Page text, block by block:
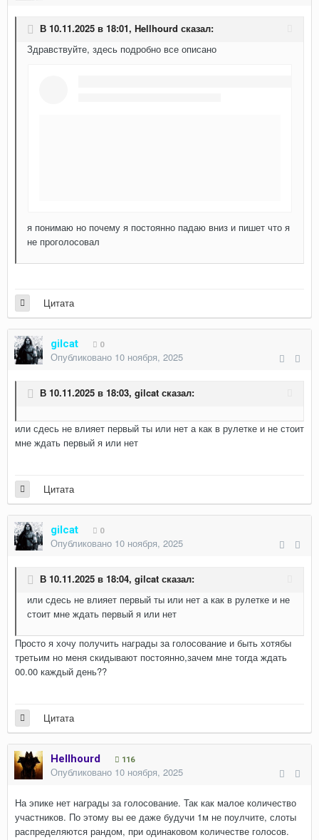
В 10.11.2025 в 18:01, Hellhourd сказал:
Здравствуйте, здесь подробно все описано
я понимаю но почему я постоянно падаю вниз и пишет что я
не проголосовал
Цитата
gilcat 0
Опубликовано 10 ноября, 2025
В 10.11.2025 в 18:03, gilcat сказал:
или сдесь не влияет первый ты или нет а как в рулетке и не стоит
мне ждать первый я или нет
Цитата
gilcat 0
Опубликовано 10 ноября, 2025
В 10.11.2025 в 18:04, gilcat сказал:
или сдесь не влияет первый ты или нет а как в рулетке и не
стоит мне ждать первый я или нет
Просто я хочу получить награды за голосование и быть хотябы
третьим но меня скидывают постоянно,зачем мне тогда ждать
00.00 каждый день??
Цитата
Hellhourd 116
Опубликовано 10 ноября, 2025
На эпике нет награды за голосование. Так как малое количество
участников. По этому вы ее даже будучи 1м не поулчите, слоты
распределяются рандом, при одинаковом количестве голосов.